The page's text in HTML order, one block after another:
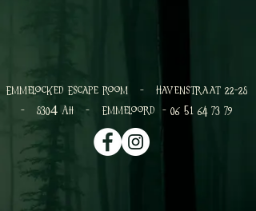
Emmelocked Escape room - havenstraat 22-28
- 8304 AH - Emmeloord - 06 51 64 73 79